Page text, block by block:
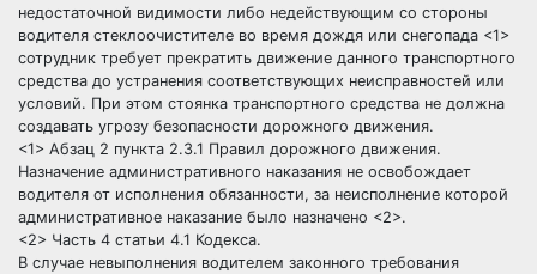
недостаточной видимости либо недействующим со стороны
водителя стеклоочистителе во время дождя или снегопада <1>
сотрудник требует прекратить движение данного транспортного
средства до устранения соответствующих неисправностей или
условий. При этом стоянка транспортного средства не должна
создавать угрозу безопасности дорожного движения.
<1> Абзац 2 пункта 2.3.1 Правил дорожного движения.
Назначение административного наказания не освобождает
водителя от исполнения обязанности, за неисполнение которой
административное наказание было назначено <2>.
<2> Часть 4 статьи 4.1 Кодекса.
В случае невыполнения водителем законного требования